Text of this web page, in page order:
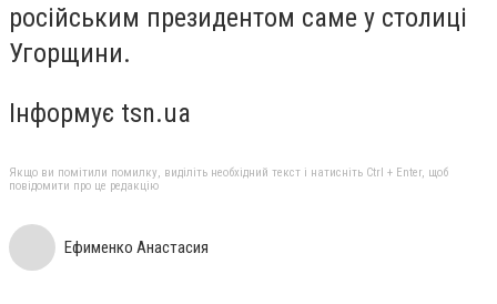
російським президентом саме у столиці
Угорщини.
Інформує tsn.ua
Якщо ви помітили помилку, виділіть необхідний текст і натисніть Ctrl + Enter, щоб
повідомити про це редакцію
Ефименко Анастасия